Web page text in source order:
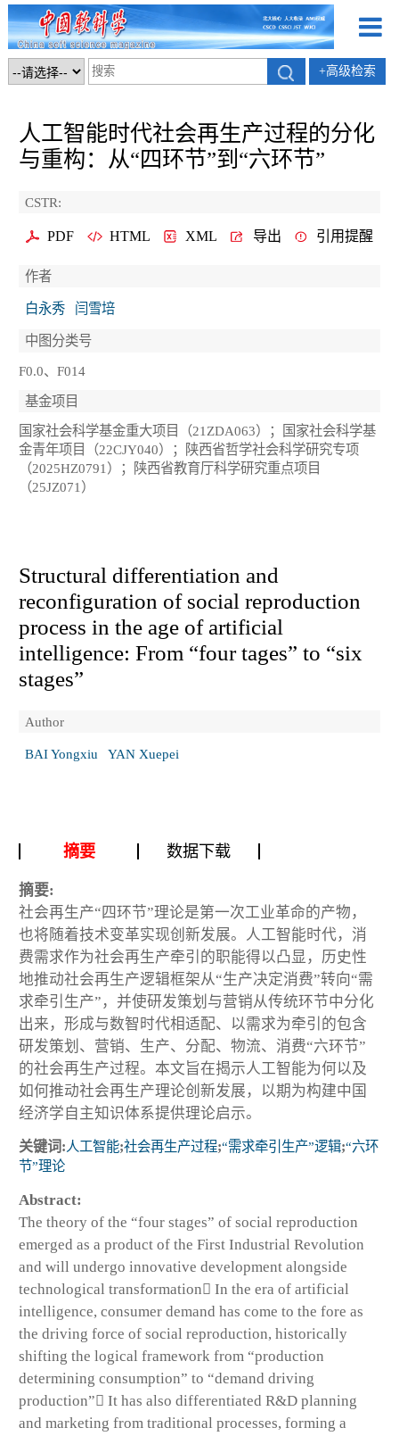
+高级检索
人工智能时代社会再生产过程的分化
与重构：从“四环节”到“六环节”
CSTR:
PDF HTML XML 导出 引用提醒
作者
白永秀 闫雪培
中图分类号
F0.0、F014
基金项目
国家社会科学基金重大项目（21ZDA063）；国家社会科学基
金青年项目（22CJY040）；陕西省哲学社会科学研究专项
（2025HZ0791）；陕西省教育厅科学研究重点项目
（25JZ071）
Structural differentiation and
reconfiguration of social reproduction
process in the age of artificial
intelligence: From “four tages” to “six
stages”
Author
BAI Yongxiu YAN Xuepei
摘要 数据下载
摘要:
社会再生产“四环节”理论是第一次工业革命的产物，
也将随着技术变革实现创新发展。人工智能时代，消
费需求作为社会再生产牵引的职能得以凸显，历史性
地推动社会再生产逻辑框架从“生产决定消费”转向“需
求牵引生产”，并使研发策划与营销从传统环节中分化
出来，形成与数智时代相适配、以需求为牵引的包含
研发策划、营销、生产、分配、物流、消费“六环节”
的社会再生产过程。本文旨在揭示人工智能为何以及
如何推动社会再生产理论创新发展，以期为构建中国
经济学自主知识体系提供理论启示。
关键词:人工智能;社会再生产过程;“需求牵引生产”逻辑;“六环
节”理论
Abstract:
The theory of the “four stages” of social reproduction
emerged as a product of the First Industrial Revolution
and will undergo innovative development alongside
technological transformation In the era of artificial
intelligence, consumer demand has come to the fore as
the driving force of social reproduction, historically
shifting the logical framework from “production
determining consumption” to “demand driving
production” It has also differentiated R&D planning
and marketing from traditional processes, forming a